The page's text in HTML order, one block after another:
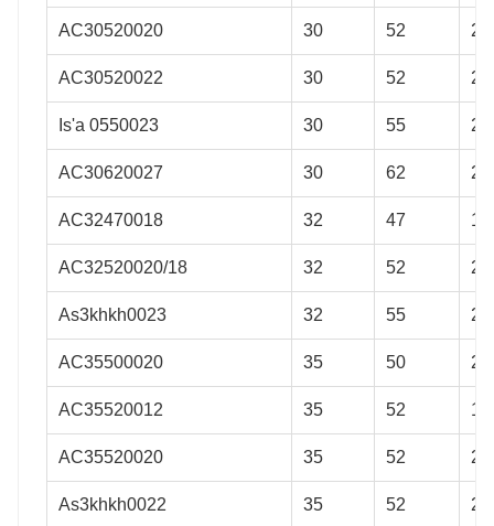
AC30520020 30 52 20
AC30520022 30 52 22
Is'a 0550023 30 55 23
AC30620027 30 62 27
AC32470018 32 47 18
AC32520020/18 32 52 20
As3khkh0023 32 55 23
AC35500020 35 50 20
AC35520012 35 52 12
AC35520020 35 52 20
As3khkh0022 35 52 22